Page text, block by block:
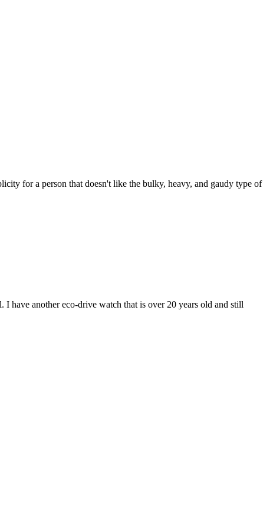
for a person that doesn't like the bulky, heavy, and gaudy type of
have another eco-drive watch that is over 20 years old and still